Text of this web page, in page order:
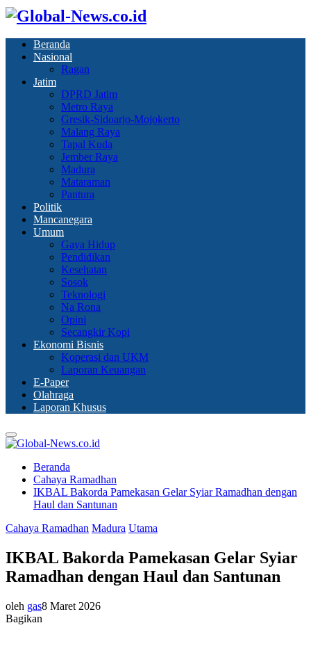
Beranda
Nasional
Ragan
Jatim
DPRD Jatim
Metro Raya
Gresik-Sidoarjo-Mojokerto
Malang Raya
Tapal Kuda
Jember Raya
Madura
Mataraman
Pantura
Politik
Mancanegara
Umum
Gaya Hidup
Pendidikan
Kesehatan
Sosok
Teknologi
Na Rona
Opini
Secangkir Kopi
Ekonomi Bisnis
Koperasi dan UKM
Laporan Keuangan
E-Paper
Olahraga
Laporan Khusus
Primary
Menu
Beranda
Cahaya Ramadhan
IKBAL Bakorda Pamekasan Gelar Syiar Ramadhan dengan
Haul dan Santunan
Cahaya Ramadhan Madura Utama
IKBAL Bakorda Pamekasan Gelar Syiar
Ramadhan dengan Haul dan Santunan
oleh gas8 Maret 2026
Bagikan